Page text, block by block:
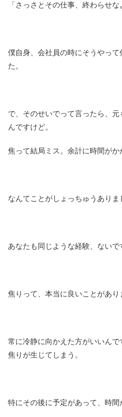
「さっさとその仕事、終わらせな
僕自身、会社員の時にそうやっ
た。
で、そのせいでって言ったら、
んですけど。
焦って結局ミス。余計に時間がか
なんてことがしょっちゅうありま
あなたも同じような経験、ないで
焦りって、本当に良いことがあり
常に冷静に向かえた方がいいん
焦りが生じてしまう。
特にその後に予定があって、時間